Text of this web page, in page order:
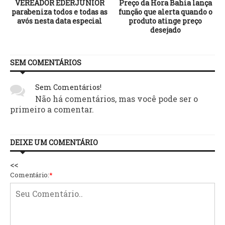
VEREADOR EDERJÚNIOR
parabeniza todos e todas as
avós nesta data especial
Preço da Hora Bahia lança
função que alerta quando o
produto atinge preço
desejado
SEM COMENTÁRIOS
Sem Comentários!
Não há comentários, mas você pode ser o
primeiro a comentar.
DEIXE UM COMENTÁRIO
<<
Comentário:*